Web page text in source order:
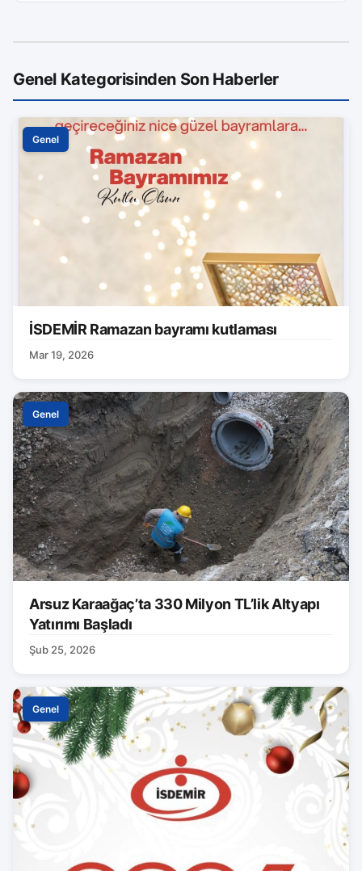
Genel Kategorisinden Son Haberler
Genel
İSDEMİR Ramazan bayramı kutlaması
Mar 19, 2026
Genel
Arsuz Karaağaç’ta 330 Milyon TL’lik Altyapı
Yatırımı Başladı
Şub 25, 2026
Genel